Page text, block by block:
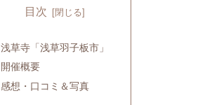
目次
浅草寺「浅草羽子板市」
開催概要
感想・口コミ＆写真